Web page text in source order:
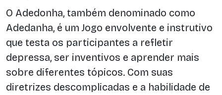
O Adedonha, também denominado como
Adedanha, é um Jogo envolvente e instrutivo
que testa os participantes a refletir
depressa, ser inventivos e aprender mais
sobre diferentes tópicos. Com suas
diretrizes descomplicadas e a habilidade de